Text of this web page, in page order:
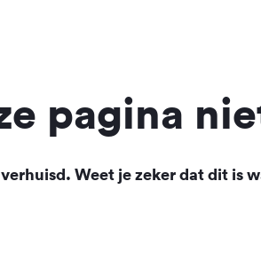
pagina
Weet je zeker dat dit is